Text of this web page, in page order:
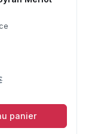
panier